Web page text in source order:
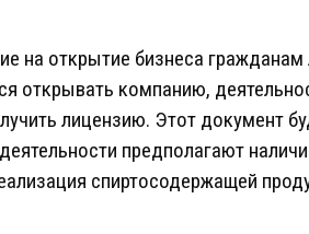
на открытие бизнеса
открывать компанию,
лицензию. Этот документ
предполагают
спиртосодержащей